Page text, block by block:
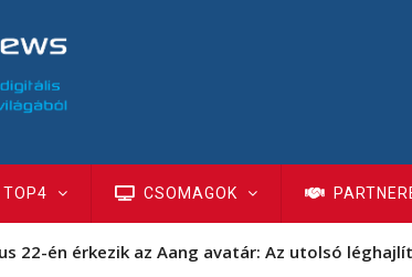
TOP4 CSOMAGOK
22-én érkezik az Aang avatár: Az utolsó